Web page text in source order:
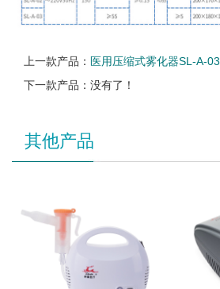
上一款产品： 医用压缩式雾化器SL-A-03
下一款产品：没有了！
其他产品